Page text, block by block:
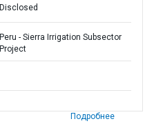
Disclosed
Peru - Sierra Irrigation Subsector
Project
Подробнее